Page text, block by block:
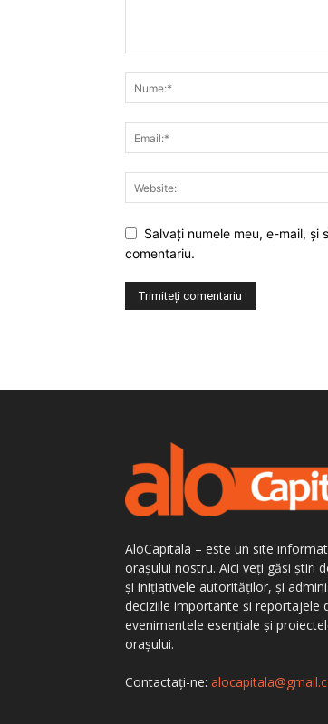
Salvaţi numele meu, e-mail,
comentariu.
AloCapitala – este un site
orașului nostru. Aici veți găsi știri
și inițiativele autorităților, și
deciziile importante și reportajele
evenimentele esențiale și
orașului.
Contactați-ne: